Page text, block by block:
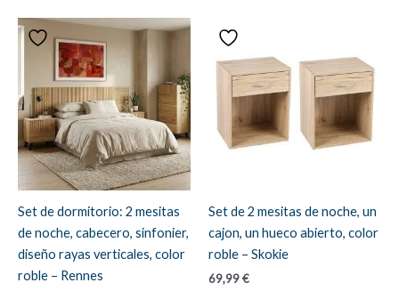
Set de dormitorio: 2 mesitas
de noche, cabecero, sinfonier,
diseño rayas verticales, color
roble – Rennes
Set de 2 mesitas de noche, un
cajon, un hueco abierto, color
roble – Skokie
69,99€